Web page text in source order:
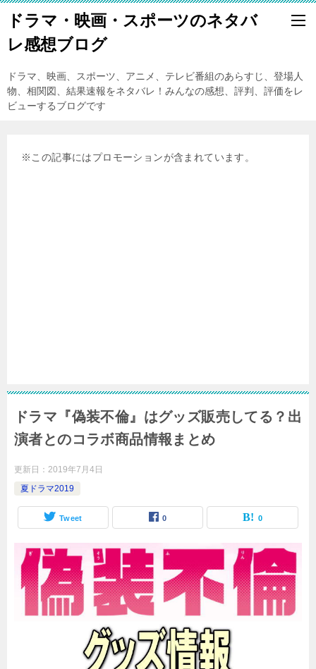
ドラマ・映画・スポーツのネタバ
レ感想ブログ
ドラマ、映画、スポーツ、アニメ、テレビ番組のあらすじ、登場人
物、相関図、結果速報をネタバレ！みんなの感想、評判、評価をレ
ビューするブログです
※この記事にはプロモーションが含まれています。
ドラマ『偽装不倫』はグッズ販売してる？出
演者とのコラボ商品情報まとめ
更新日： 2019年7月4日
夏ドラマ2019
Tweet 0 0